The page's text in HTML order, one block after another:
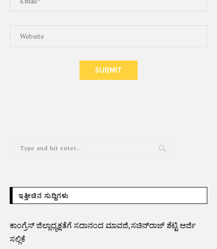
ಇತ್ತೀಚಿನ ಸುದ್ದಿಗಳು
ಕಾಂಗ್ರೆಸ್ ಜಿಲ್ಲಾಧ್ಯಕ್ಷತೆಗೆ ಸದಾನಂದ ಮಾವಜಿ,ಸಚಿನ್‌ರಾಜ್ ಶೆಟ್ಟಿ ಅರ್ಜಿ
ಸಲ್ಲಿಕೆ